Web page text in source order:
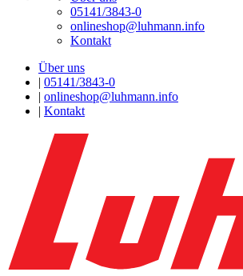
05141/3843-0
onlineshop@luhmann.info
Kontakt
Über uns
| 05141/3843-0
| onlineshop@luhmann.info
| Kontakt